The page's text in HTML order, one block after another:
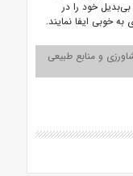
خود را در
خوبی ایفا نمایند.
و منابع طبیعی